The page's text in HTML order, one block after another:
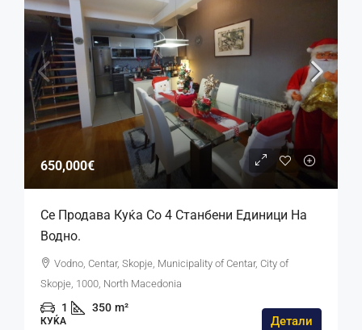
650,000€
Се Продава Куќа Со 4 Станбени Единици На
Водно.
Vodno, Centar, Skopje, Municipality of Centar, City of
Skopje, 1000, North Macedonia
1 350 m²
КУЌА Детали